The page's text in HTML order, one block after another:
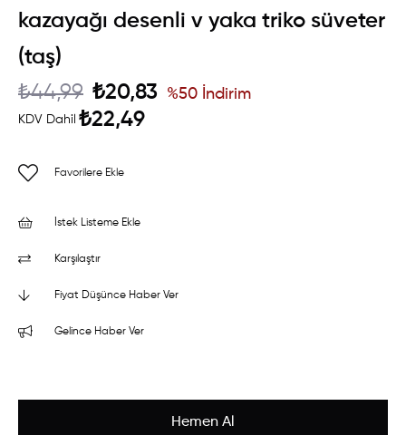
kazayağı desenli v yaka triko süveter
(taş)
₺44,99 ₺20,83
KDV Dahil ₺22,49
%50 İndirim
Favorilere Ekle
İstek Listeme Ekle
Karşılaştır
Fiyat Düşünce Haber Ver
Gelince Haber Ver